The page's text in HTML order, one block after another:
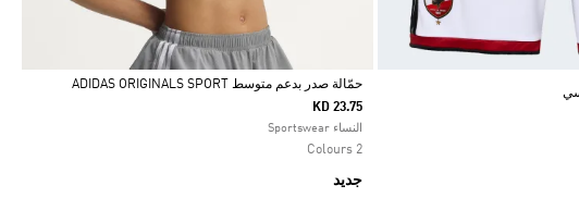
Selected
حمّالة صدر بدعم متوسط ADIDAS ORIGINALS SPORT
KD 23.75
النساء Sportswear
2 Colours
جديد